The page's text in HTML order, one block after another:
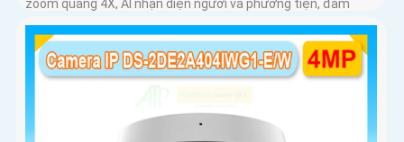
zoom quang 4X, AI nhận diện người và phương tiện, đàm
thoại hai chiều, hồng ngoại 20m cùng khả năng kết nối không
dây linh hoạt cho hệ thống giám sát hiện đại